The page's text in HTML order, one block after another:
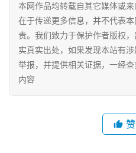
本网作品均转载自其它媒体或
在于传递更多信息，并不代表
责。我们致力于保护作者版权
实真实出处，如果发现本站有
举报，并提供相关证据，一经
内容
赞